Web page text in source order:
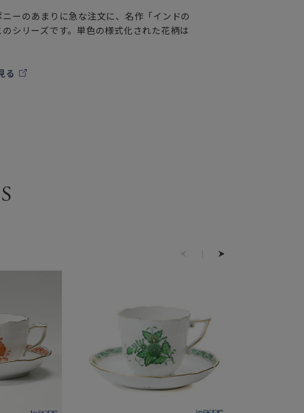
ーのあまりに急な注文に、名作「インドの
シリーズです。単色の様式化された花柄は
る